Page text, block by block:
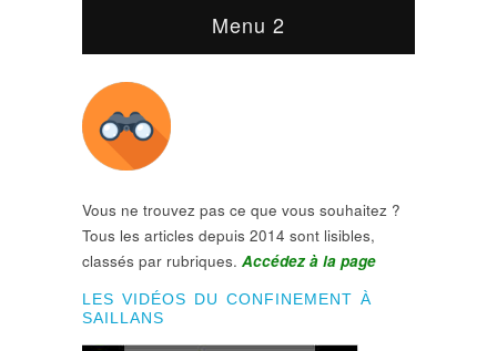
Menu 2
Vous ne trouvez pas ce que vous souhaitez ?
Tous les articles depuis 2014 sont lisibles,
classés par rubriques. Accédez à la page
LES VIDÉOS DU CONFINEMENT À
SAILLANS